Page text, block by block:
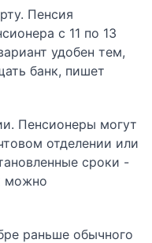
Пенсия
с 11 по 13
удобен тем,
банк, пишет
Пенсионеры могут
отделении или
сроки -
можно
раньше обычного